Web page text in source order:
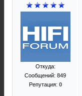
Откуда:
Сообщений: 849
Репутация: 0